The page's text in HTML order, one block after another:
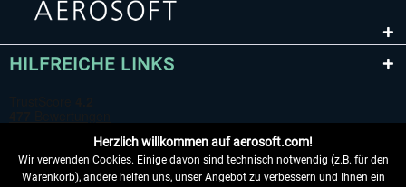
HILFREICHE LINKS
Herzlich willkommen auf aerosoft.com!
Wir verwenden Cookies. Einige davon sind technisch notwendig (z.B. für den
Warenkorb), andere helfen uns, unser Angebot zu verbessern und Ihnen ein